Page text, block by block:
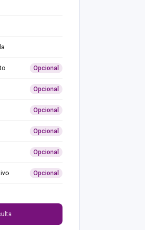
Opcional
Opcional
Opcional
Opcional
Opcional
Opcional